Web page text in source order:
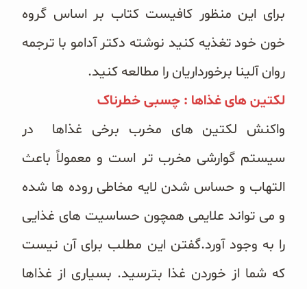
برای این منظور کافیست کتاب بر اساس گروه
خون خود تغذیه کنید نوشته دکتر آدامو با ترجمه
روان آلینا برخورداریان را مطالعه کنید.
لکتین های غذاها : چسبی خطرناک
واکنش لکتین های مخرب برخی غذاها در
سیستم گوارشی مخرب تر است و معمولاً باعث
التهاب و حساس شدن لایه مخاطی روده ها شده
و می تواند علایمی همچون حساسیت های غذایی
را به وجود آورد.گفتن این مطلب برای آن نیست
که شما از خوردن غذا بترسید. بسیاری از غذاها